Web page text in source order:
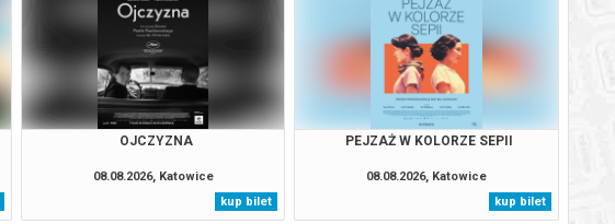
OJCZYZNA
08.08.2026, Katowice
kup bilet
PEJZAŻ W KOLORZE SEPII
08.08.2026, Katowice
kup bilet